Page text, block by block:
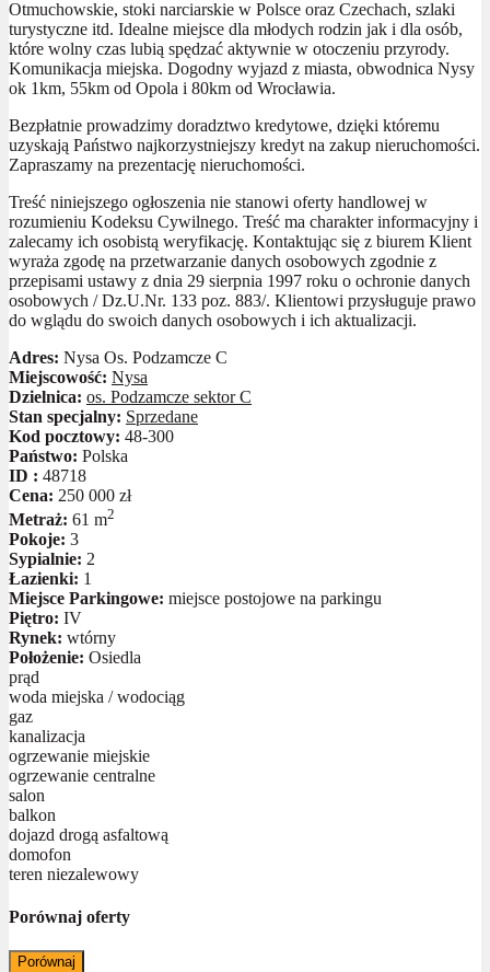
Otmuchowskie, stoki narciarskie w Polsce oraz Czechach, szlaki
turystyczne itd. Idealne miejsce dla młodych rodzin jak i dla osób,
które wolny czas lubią spędzać aktywnie w otoczeniu przyrody.
Komunikacja miejska. Dogodny wyjazd z miasta, obwodnica Nysy
ok 1km, 55km od Opola i 80km od Wrocławia.
Bezpłatnie prowadzimy doradztwo kredytowe, dzięki któremu
uzyskają Państwo najkorzystniejszy kredyt na zakup nieruchomości.
Zapraszamy na prezentację nieruchomości.
Treść niniejszego ogłoszenia nie stanowi oferty handlowej w
rozumieniu Kodeksu Cywilnego. Treść ma charakter informacyjny i
zalecamy ich osobistą weryfikację. Kontaktując się z biurem Klient
wyraża zgodę na przetwarzanie danych osobowych zgodnie z
przepisami ustawy z dnia 29 sierpnia 1997 roku o ochronie danych
osobowych / Dz.U.Nr. 133 poz. 883/. Klientowi przysługuje prawo
do wglądu do swoich danych osobowych i ich aktualizacji.
Adres: Nysa Os. Podzamcze C
Miejscowość: Nysa
Dzielnica: os. Podzamcze sektor C
Stan specjalny: Sprzedane
Kod pocztowy: 48-300
Państwo: Polska
ID : 48718
Cena: 250 000 zł
Metraż: 61 m2
Pokoje: 3
Sypialnie: 2
Łazienki: 1
Miejsce Parkingowe: miejsce postojowe na parkingu
Piętro: IV
Rynek: wtórny
Położenie: Osiedla
prąd
woda miejska / wodociąg
gaz
kanalizacja
ogrzewanie miejskie
ogrzewanie centralne
salon
balkon
dojazd drogą asfaltową
domofon
teren niezalewowy
Porównaj oferty
Porównaj